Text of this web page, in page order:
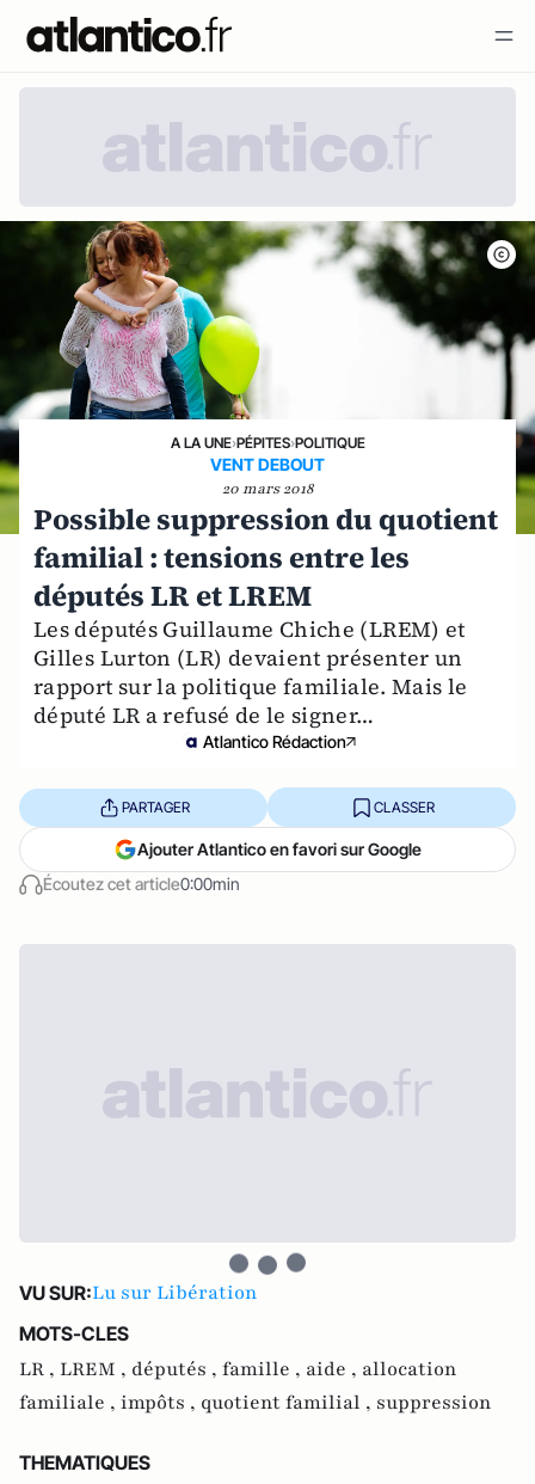
A LA UNE›PÉPITES›POLITIQUE
VENT DEBOUT
20 mars 2018
Possible suppression du quotient
familial : tensions entre les
députés LR et LREM
Les députés Guillaume Chiche (LREM) et
Gilles Lurton (LR) devaient présenter un
rapport sur la politique familiale. Mais le
député LR a refusé de le signer…
Atlantico Rédaction
Écoutez cet article0:00min
PARTAGER CLASSER
Ajouter Atlantico en favori sur Google
VU SUR:Lu sur Libération
MOTS-CLES
LR , LREM , députés , famille , aide , allocation
familiale , impôts , quotient familial , suppression
THEMATIQUES